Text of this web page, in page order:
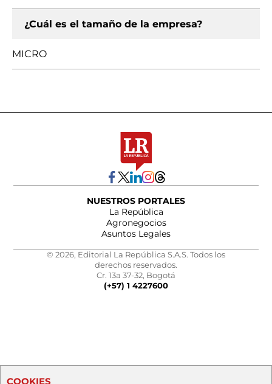
¿Cuál es el tamaño de la empresa?
MICRO
NUESTROS PORTALES
La República
Agronegocios
Asuntos Legales
© 2026, Editorial La República S.A.S. Todos los
derechos reservados.
Cr. 13a 37-32, Bogotá
(+57) 1 4227600
COOKIES